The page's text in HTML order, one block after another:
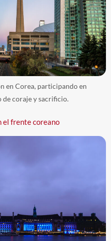
en Corea, participando en
de coraje y sacrificio.
el frente coreano